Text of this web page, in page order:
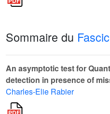
Sommaire du
An asymptotic test for
detection in presence of
Charles-Elie Rabier